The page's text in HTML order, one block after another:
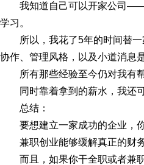
我知道自己可以开家公司
学习。
所以，我花了5年的时间替
协作、管理风格，以及小道消息
所有那些经验至今仍对我
同时靠着拿到的薪水，我还
总结：
要想建立一家成功的企业，
兼职创业能够缓解真正的财
而且，如果你干全职或者兼